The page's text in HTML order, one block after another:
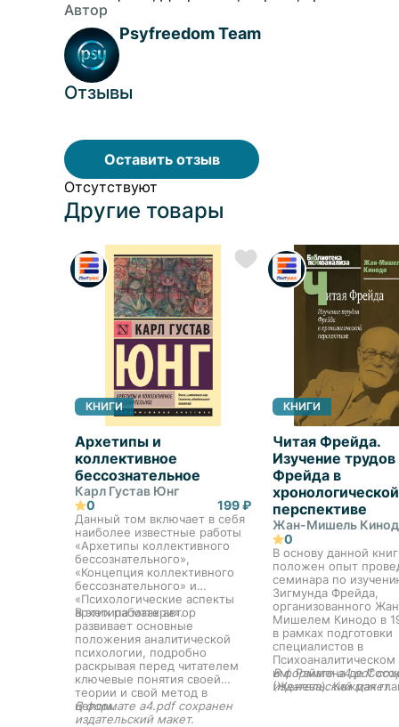
депрессивного состояния и оценить степень его
профессиональная помощь.
Автор
Psyfreedom Team
Отзывы
Оставить отзыв
Отсутствуют
Другие товары
КНИГИ
Архетипы и
коллективное
бессознательное
Карл Густав Юнг
0
199 ₽
Данный том включает в себя
наиболее известные работы
«Архетипы коллективного
бессознательного»,
«Концепция коллективного
бессознательного» и
«Психологические аспекты
архетипа матери».
В этих работах автор
развивает основные
положения аналитической
психологии, подробно
раскрывая перед читателем
ключевые понятия своей
теории и свой метод в
целом.
В формате a4.pdf сохранен
издательский макет.
КНИГИ
Читая Фрейда.
Изучение трудов
Фрейда в
хронологической
перспективе
Жан-Мишель
0
В основу данной
положен опыт
семинара по
Зигмунда Фрейда,
организованного
Мишелем Кинодо в
в рамках подготовки
специалистов в
Психоаналитическом
им. Раймона де
(Женева). Каждая
В формате a4.pdf
издательский макет.